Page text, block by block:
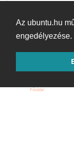
Az ubuntu.hu
engedélyezése.
kereső és az
A vésztartalék
kivettem
igénybe.Azóta
Főoldal